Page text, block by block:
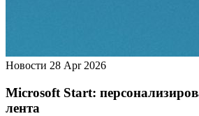
Новости 28 Apr 2026
Microsoft Start:
лента